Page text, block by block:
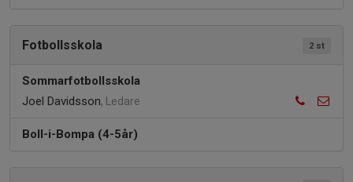
2 st
Fotbollsskola
Sommarfotbollsskola
Joel Davidsson, Ledare
Boll-i-Bompa (4-5år)